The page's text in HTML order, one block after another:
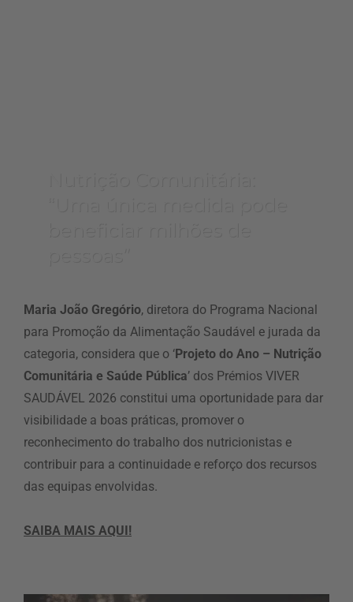
Maria João Gregório, diretora do Programa Nacional
para Promoção da Alimentação Saudável e jurada da
categoria, considera que o ‘Projeto do Ano – Nutrição
Comunitária e Saúde Pública’ dos Prémios VIVER
SAUDÁVEL 2026 constitui uma oportunidade para dar
visibilidade a boas práticas, promover o
reconhecimento do trabalho dos nutricionistas e
contribuir para a continuidade e reforço dos recursos
das equipas envolvidas.
SAIBA MAIS AQUI!